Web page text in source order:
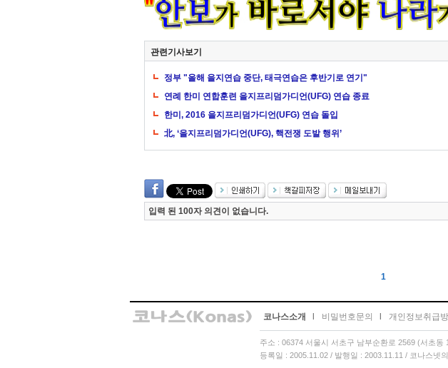
관련기사보기
정부 "올해 을지연습 중단, 태극연습은 후반기로 연기"
연례 한미 연합훈련 을지프리덤가디언(UFG) 연습 종료
한미, 2016 을지프리덤가디언(UFG) 연습 돌입
北, ‘을지프리덤가디언(UFG), 핵전쟁 도발 행위’
입력 된 100자 의견이 없습니다.
1
코나스소개 비밀번호문의 개인정보취급
주소 : 06374 서울시 서초구 남부순환로 2569 (서초
등록일 : 2005.11.02 / 발행일 : 2003.11.11 / 코나스넷